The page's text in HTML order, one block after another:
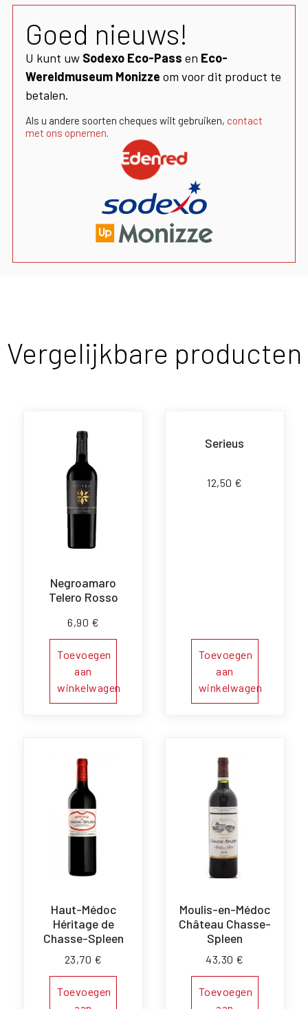
Goed nieuws!
U kunt uw Sodexo Eco-Pass en Eco-
Wereldmuseum Monizze om voor dit product te
betalen.
Als u andere soorten cheques wilt gebruiken, contact
met ons opnemen.
Vergelijkbare producten
Negroamaro
Telero Rosso
6,90 €
Toevoegen
aan
winkelwagen
Serieus
12,50 €
Toevoegen
aan
winkelwagen
Haut-Médoc
Héritage de
Chasse-Spleen
23,70 €
Toevoegen
Moulis-en-Médoc
Château Chasse-
Spleen
43,30 €
Toevoegen